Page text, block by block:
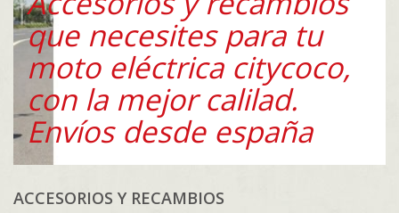
que necesites para tu
moto eléctrica citycoco,
con la mejor calilad.
Envíos desde españa
ACCESORIOS Y RECAMBIOS